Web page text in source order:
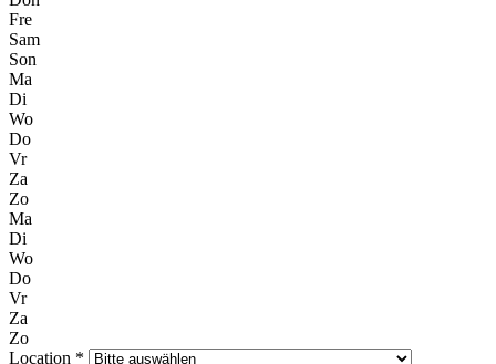
Fre
Sam
Son
Ma
Di
Wo
Do
Vr
Za
Zo
Ma
Di
Wo
Do
Vr
Za
Zo
Location *